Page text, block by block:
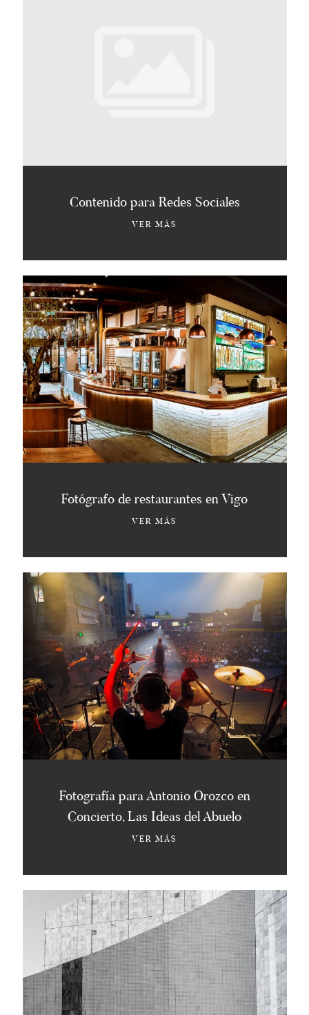
Contenido para Redes Sociales
VER MÁS
Fotógrafo de restaurantes en Vigo
VER MÁS
Fotografía para Antonio Orozco en
Concierto, Las Ideas del Abuelo
VER MÁS